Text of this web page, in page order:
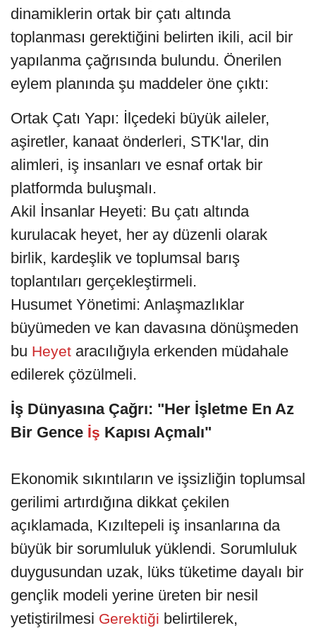
dinamiklerin ortak bir çatı altında
toplanması gerektiğini belirten ikili, acil bir
yapılanma çağrısında bulundu. Önerilen
eylem planında şu maddeler öne çıktı:
Ortak Çatı Yapı: İlçedeki büyük aileler,
aşiretler, kanaat önderleri, STK'lar, din
alimleri, iş insanları ve esnaf ortak bir
platformda buluşmalı.
Akil İnsanlar Heyeti: Bu çatı altında
kurulacak heyet, her ay düzenli olarak
birlik, kardeşlik ve toplumsal barış
toplantıları gerçekleştirmeli.
Husumet Yönetimi: Anlaşmazlıklar
büyümeden ve kan davasına dönüşmeden
bu Heyet aracılığıyla erkenden müdahale
edilerek çözülmeli.
İş Dünyasına Çağrı: "Her İşletme En Az
Bir Gence İş Kapısı Açmalı"
Ekonomik sıkıntıların ve işsizliğin toplumsal
gerilimi artırdığına dikkat çekilen
açıklamada, Kızıltepeli iş insanlarına da
büyük bir sorumluluk yüklendi. Sorumluluk
duygusundan uzak, lüks tüketime dayalı bir
gençlik modeli yerine üreten bir nesil
yetiştirilmesi Gerektiği belirtilerek,